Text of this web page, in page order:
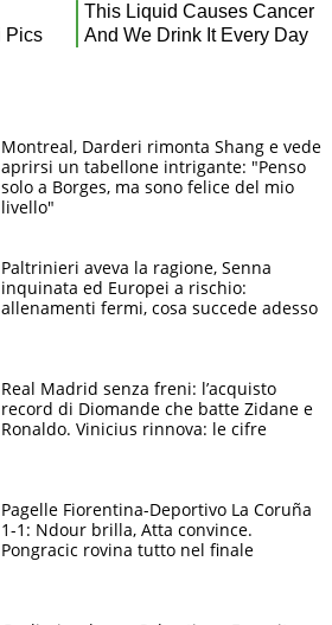
Montreal, Darderi rimonta Shang e vede
aprirsi un tabellone intrigante: "Penso
solo a Borges, ma sono felice del mio
livello"
Paltrinieri aveva la ragione, Senna
inquinata ed Europei a rischio:
allenamenti fermi, cosa succede adesso
Real Madrid senza freni: l’acquisto
record di Diomande che batte Zidane e
Ronaldo. Vinicius rinnova: le cifre
Pagelle Fiorentina-Deportivo La Coruña
1-1: Ndour brilla, Atta convince.
Pongracic rovina tutto nel finale